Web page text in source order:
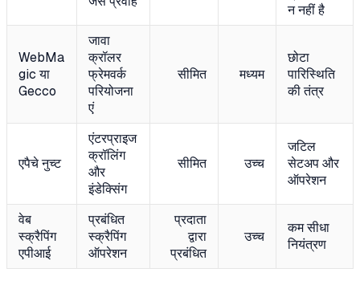
न नहीं है
WebMa
gic या
Gecco
जावा
क्रॉलर
फ्रेमवर्क
परियोजना
एं
सीमित मध्यम
छोटा
पारिस्थिति
की तंत्र
एपैचे नुच्ट
एंटरप्राइज
क्रॉलिंग
और
इंडेक्सिंग
सीमित उच्च
जटिल
सेटअप और
ऑपरेशन
वेब
स्क्रैपिंग
एपीआई
प्रबंधित
स्क्रैपिंग
ऑपरेशन
प्रदाता
द्वारा
प्रबंधित
उच्च
कम सीधा
नियंत्रण